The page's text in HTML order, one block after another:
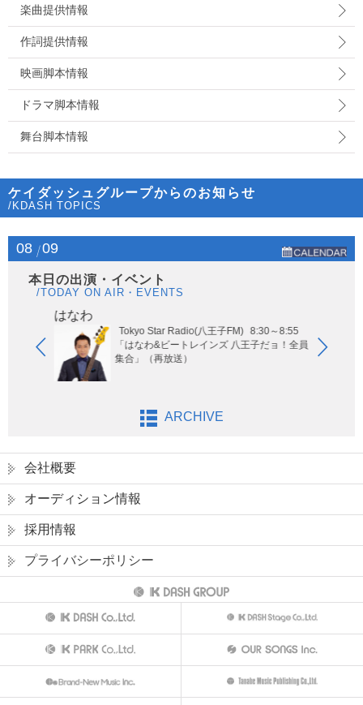
楽曲提供情報
作詞提供情報
映画脚本情報
ドラマ脚本情報
舞台脚本情報
ケイダッシュグループからのお知らせ
/KDASH TOPICS
08 09
本日の出演・イベント
/TODAY ON AIR・EVENTS
はなわ
Tokyo Star Radio(八王子FM)
8:30～8:55
「はなわ&ビートレインズ 八王子だョ！全員
集合」（再放送）
ARCHIVE
会社概要
オーディション情報
採用情報
プライバシーポリシー